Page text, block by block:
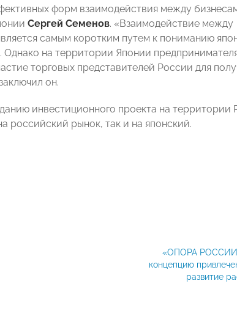
форм взаимодействия между
Сергей Семенов. «Взаимодействие между
самым коротким путем к пониманию
на территории Японии
торговых представителей России для
он.
инвестиционного проекта на территории
российский рынок, так и на японский.
«ОПОРА
концепцию
развитие